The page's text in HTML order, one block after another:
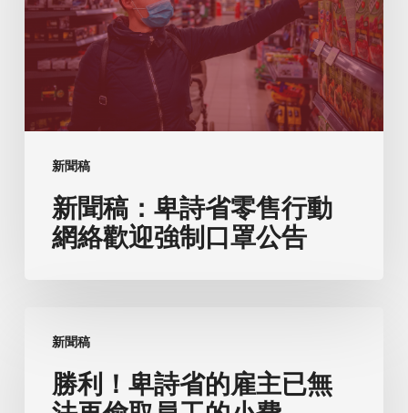
新聞稿
詩
省
零
新聞稿：卑詩省零售行動
網絡歡迎強制口罩公告
新聞稿
利！
勝利！卑詩省的雇主已無